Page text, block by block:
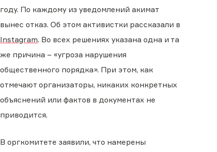
году. По каждому из уведомлений акимат
вынес отказ. Об этом активистки рассказали в
Instagram. Во всех решениях указана одна и та
же причина – «угроза нарушения
общественного порядка». При этом, как
отмечают организаторы, никаких конкретных
объяснений или фактов в документах не
приводится.
В оргкомитете заявили, что намерены